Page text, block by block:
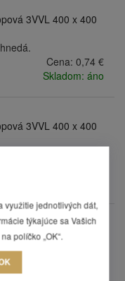
3VVL 400 x 400
Cena: 0,74 €
Skladom: áno
3VVL 400 x 400
3VVL 400 x 400
využitie jednotlivých dát,
týkajúce sa Vašich
políčko „OK“.